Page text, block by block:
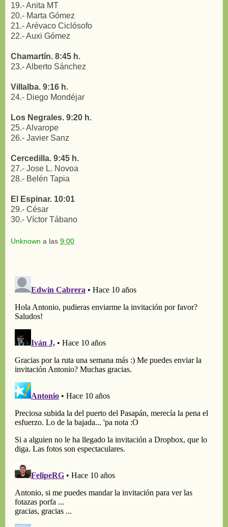
19.- Anita MT
20.- Marta Gómez
21.- Arévaco Ciclósofo
22.- Auxi Gómez
Chamartín. 8:45 h.
23.- Alberto Sánchez
Villalba. 9:16 h.
24.- Diego Mondéjar
Los Negrales. 9:20 h.
25.- Alvarope
26.- Javier Sanz
Cercedilla. 9:45 h.
27.- Jose L. Novoa
28.- Belén Tapia
El Espinar. 10:01
29.- César
30.- Víctor Tábano
Unknown a las 9:00